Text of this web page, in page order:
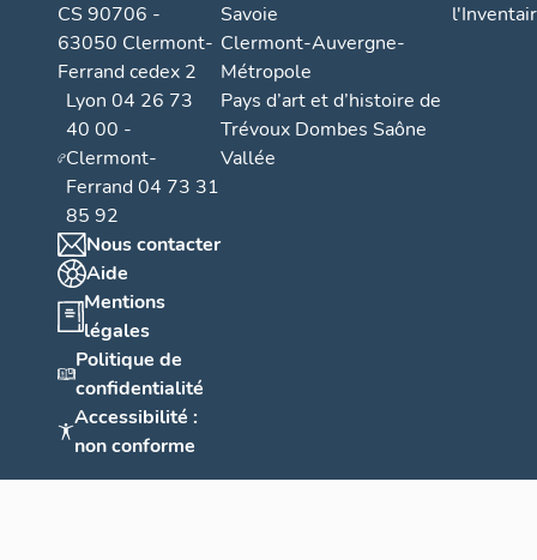
CS 90706 -
63050 Clermont-
Ferrand cedex 2
Lyon 04 26 73
40 00 -
Clermont-
Ferrand 04 73 31
85 92
Nous contacter
Aide
Mentions
légales
Politique de
confidentialité
Accessibilité :
non conforme
Savoie
Clermont-Auvergne-
Métropole
Pays d’art et d’histoire de
Trévoux Dombes Saône
Vallée